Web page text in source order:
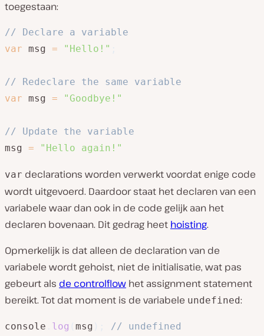
toegestaan:
// Declare a variable
var msg = "Hello!"
// Redeclare the same variable
var msg = "Goodbye!"
// Update the variable
msg = "Hello again!"
var declarations worden verwerkt voordat enige code
wordt uitgevoerd. Daardoor staat het declaren van een
variabele waar dan ook in de code gelijk aan het
declaren bovenaan. Dit gedrag heet hoisting.
Opmerkelijk is dat alleen de declaration van de
variabele wordt gehoist, niet de initialisatie, wat pas
gebeurt als de controlflow het assignment statement
bereikt. Tot dat moment is de variabele undefined:
console log msg
// undefined